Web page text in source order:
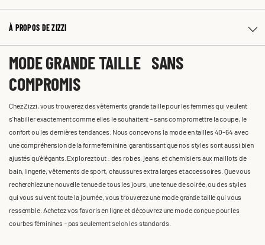
À PROPOS DE ZIZZI
MODE GRANDE TAILLE SANS
COMPROMIS
Chez Zizzi, vous trouverez des vêtements grande taille pour les femmes qui veulent
s'habiller exactement comme elles le souhaitent – sans compromettre la coupe, le
confort ou les dernières tendances. Nous concevons la mode en tailles 40-64 avec
une compréhension de la forme féminine, garantissant que nos styles sont aussi bien
ajustés qu'élégants. Explorez tout : des robes, jeans, et chemisiers aux maillots de
bain, lingerie, vêtements de sport, chaussures extra larges et accessoires. Que vous
recherchiez une nouvelle tenue de tous les jours, une tenue de soirée, ou des styles
qui vous suivent toute la journée, vous trouverez une mode grande taille qui vous
ressemble. Achetez vos favoris en ligne et découvrez une mode conçue pour les
courbes féminines – pas seulement selon les standards.